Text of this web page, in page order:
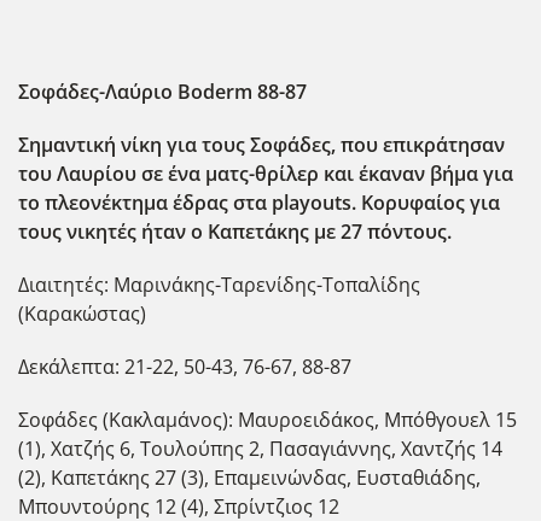
Σοφάδες-Λαύριο Boderm 88-87
Σημαντική νίκη για τους Σοφάδες, που επικράτησαν
του Λαυρίου σε ένα ματς-θρίλερ και έκαναν βήμα για
το πλεονέκτημα έδρας στα playouts. Κορυφαίος για
τους νικητές ήταν ο Καπετάκης με 27 πόντους.
Διαιτητές: Μαρινάκης-Ταρενίδης-Τοπαλίδης
(Καρακώστας)
Δεκάλεπτα: 21-22, 50-43, 76-67, 88-87
Σοφάδες (Κακλαμάνος): Μαυροειδάκος, Μπόθγουελ 15
(1), Χατζής 6, Τουλούπης 2, Πασαγιάννης, Χαντζής 14
(2), Καπετάκης 27 (3), Επαμεινώνδας, Ευσταθιάδης,
Μπουντούρης 12 (4), Σπρίντζιος 12